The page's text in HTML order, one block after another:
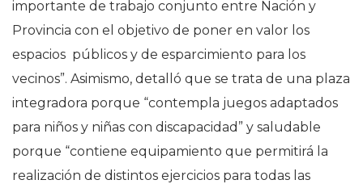
importante de trabajo conjunto entre Nación y
Provincia con el objetivo de poner en valor los
espacios públicos y de esparcimiento para los
vecinos”. Asimismo, detalló que se trata de una plaza
integradora porque “contempla juegos adaptados
para niños y niñas con discapacidad” y saludable
porque “contiene equipamiento que permitirá la
realización de distintos ejercicios para todas las